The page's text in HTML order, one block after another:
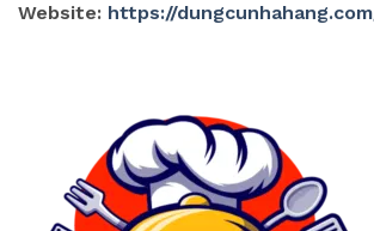
Website: https://